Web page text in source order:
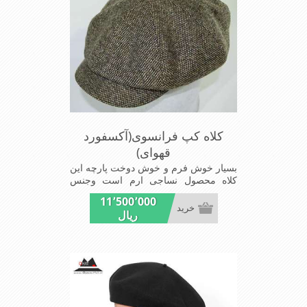
کلاه کپ فرانسوی(آکسفورد
قهوای)
بسیار خوش فرم و خوش دوخت پارچه این
کلاه محصول نساجی ارم است وجنس
پارچه این کلاه ضخامت پالتو رادارامی
باشد شیک و مد روز سبک و راحت
11٬500٬000
ریال
خرید